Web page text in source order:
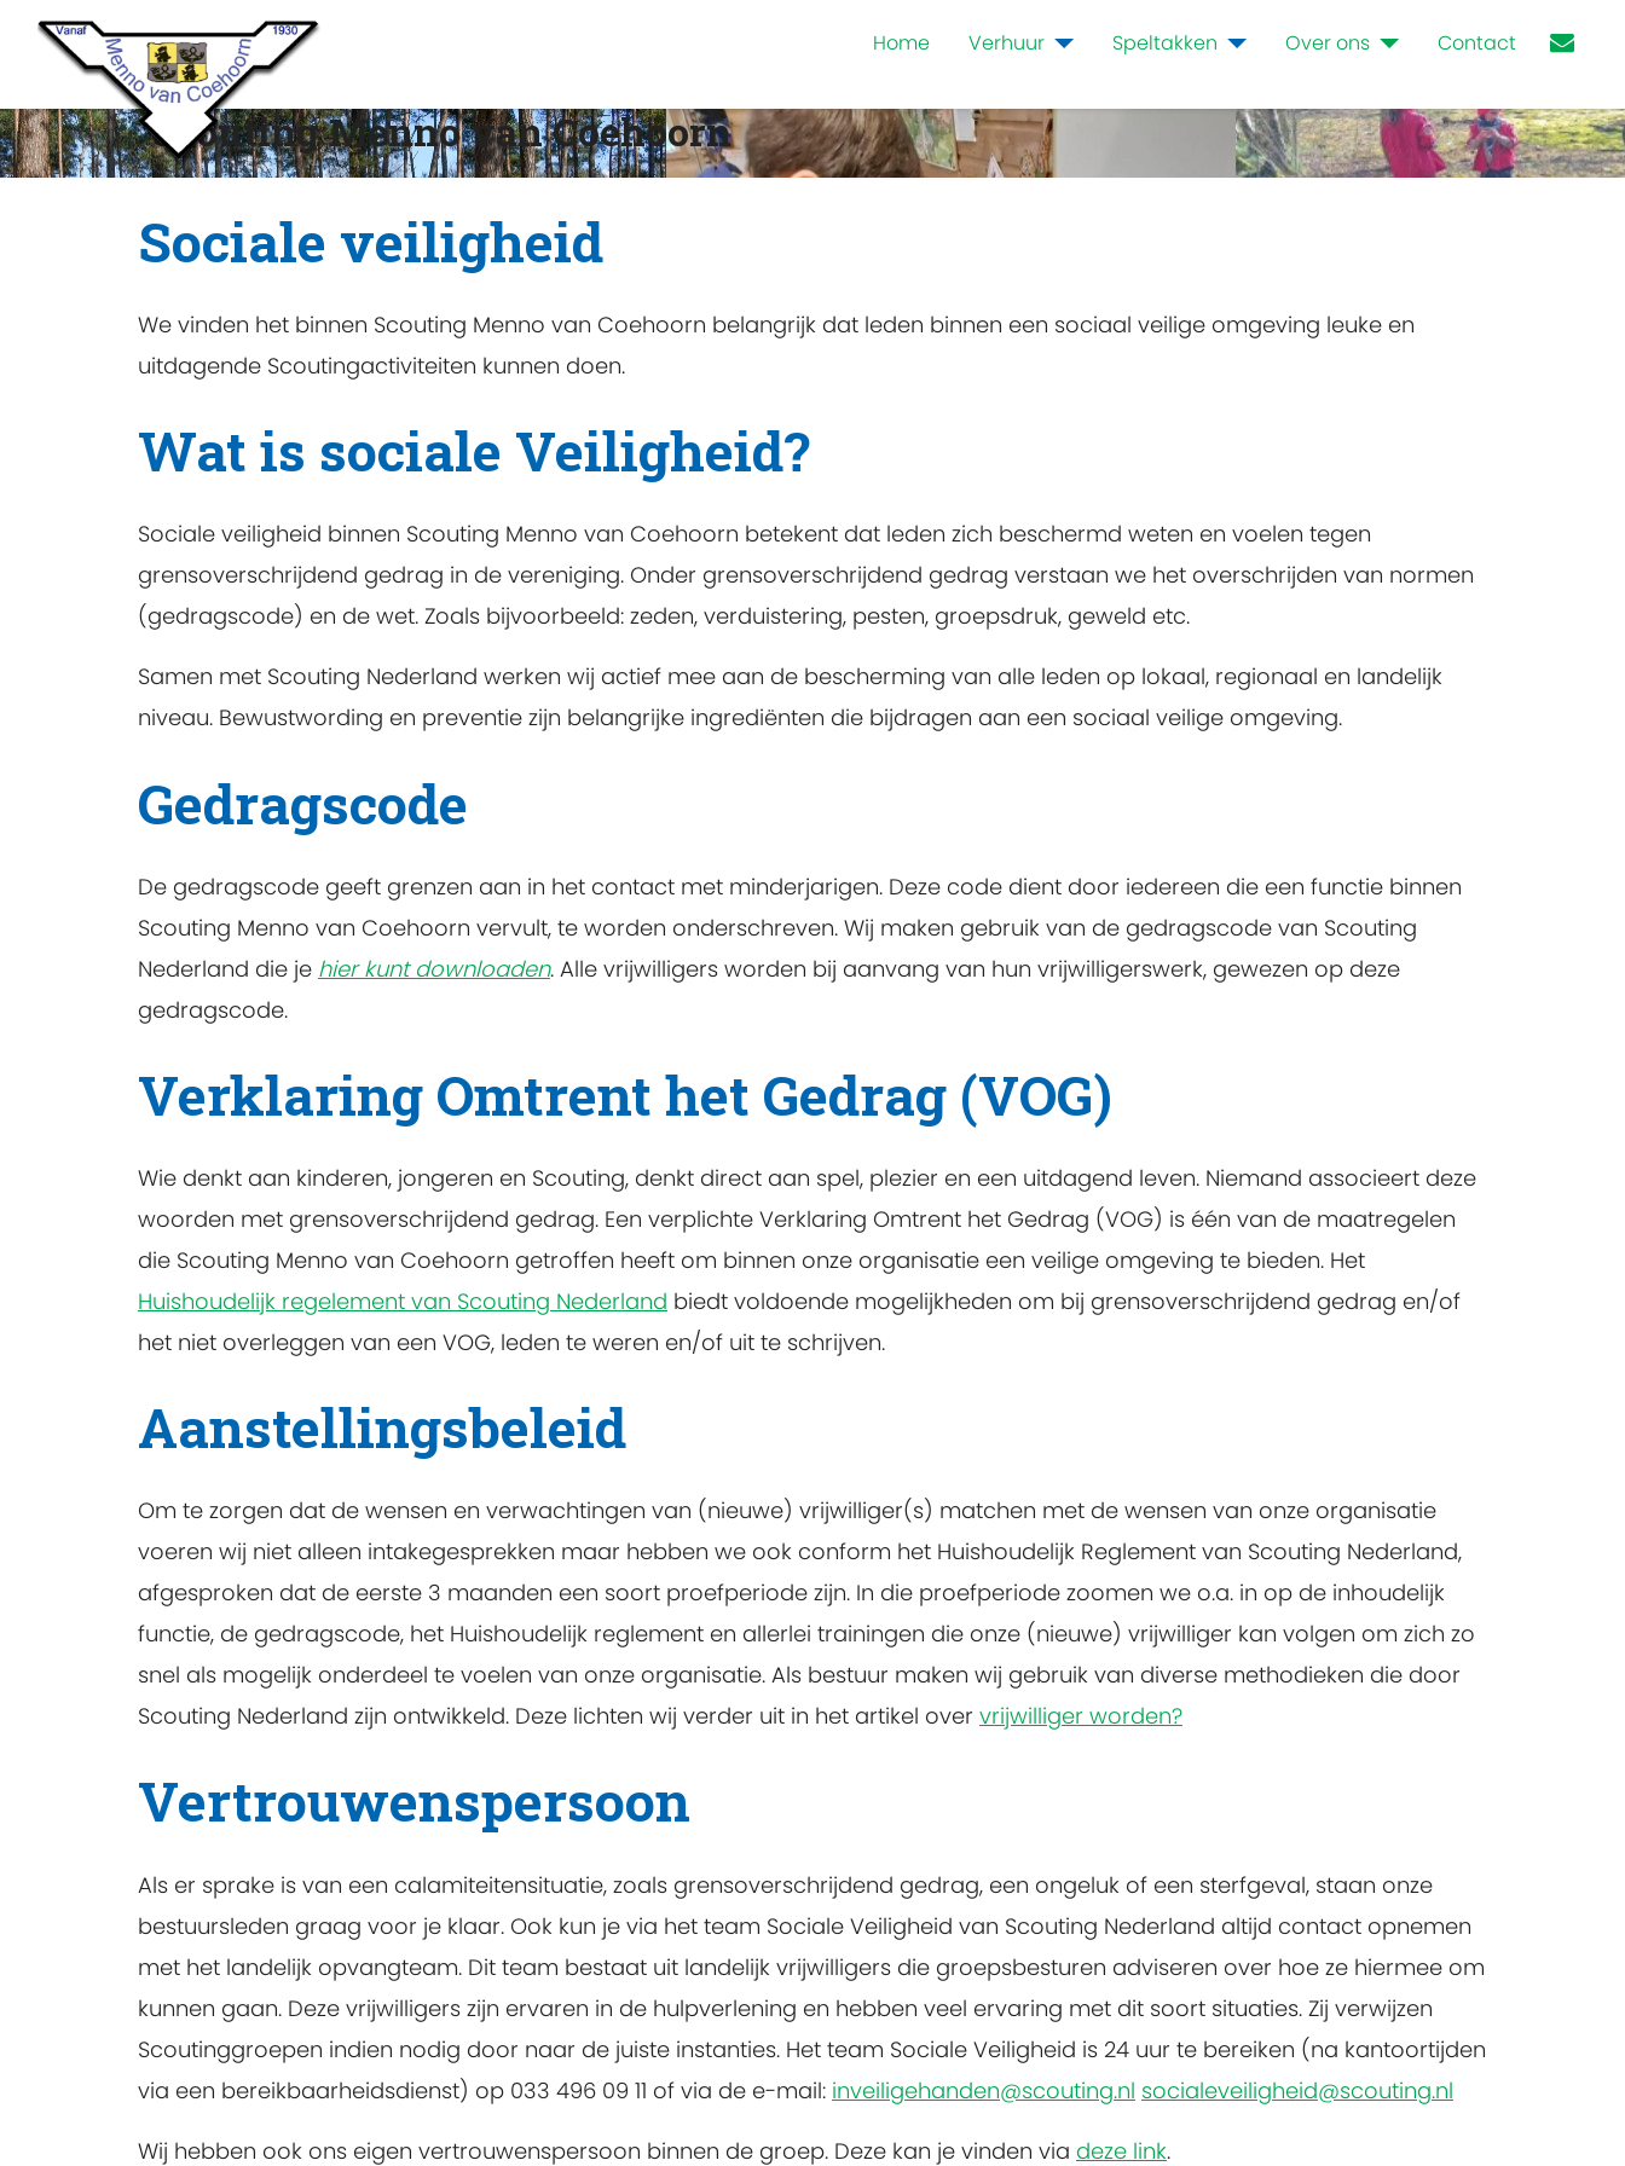
Home Verhuur Speltakken Over ons Contact
Scouting Menno van Coehoorn
Sociale veiligheid
We vinden het binnen Scouting Menno van Coehoorn belangrijk dat leden binnen een sociaal veilige omgeving leuke en
uitdagende Scoutingactiviteiten kunnen doen.
Wat is sociale Veiligheid?
Sociale veiligheid binnen Scouting Menno van Coehoorn betekent dat leden zich beschermd weten en voelen tegen
grensoverschrijdend gedrag in de vereniging. Onder grensoverschrijdend gedrag verstaan we het overschrijden van normen
(gedragscode) en de wet. Zoals bijvoorbeeld: zeden, verduistering, pesten, groepsdruk, geweld etc.
Samen met Scouting Nederland werken wij actief mee aan de bescherming van alle leden op lokaal, regionaal en landelijk
niveau. Bewustwording en preventie zijn belangrijke ingrediënten die bijdragen aan een sociaal veilige omgeving.
Gedragscode
De gedragscode geeft grenzen aan in het contact met minderjarigen. Deze code dient door iedereen die een functie binnen
Scouting Menno van Coehoorn vervult, te worden onderschreven. Wij maken gebruik van de gedragscode van Scouting
Nederland die je hier kunt downloaden. Alle vrijwilligers worden bij aanvang van hun vrijwilligerswerk, gewezen op deze
gedragscode.
Verklaring Omtrent het Gedrag (VOG)
Wie denkt aan kinderen, jongeren en Scouting, denkt direct aan spel, plezier en een uitdagend leven. Niemand associeert deze
woorden met grensoverschrijdend gedrag. Een verplichte Verklaring Omtrent het Gedrag (VOG) is één van de maatregelen
die Scouting Menno van Coehoorn getroffen heeft om binnen onze organisatie een veilige omgeving te bieden. Het
Huishoudelijk regelement van Scouting Nederland biedt voldoende mogelijkheden om bij grensoverschrijdend gedrag en/of
het niet overleggen van een VOG, leden te weren en/of uit te schrijven.
Aanstellingsbeleid
Om te zorgen dat de wensen en verwachtingen van (nieuwe) vrijwilliger(s) matchen met de wensen van onze organisatie
voeren wij niet alleen intakegesprekken maar hebben we ook conform het Huishoudelijk Reglement van Scouting Nederland,
afgesproken dat de eerste 3 maanden een soort proefperiode zijn. In die proefperiode zoomen we o.a. in op de inhoudelijk
functie, de gedragscode, het Huishoudelijk reglement en allerlei trainingen die onze (nieuwe) vrijwilliger kan volgen om zich zo
snel als mogelijk onderdeel te voelen van onze organisatie. Als bestuur maken wij gebruik van diverse methodieken die door
Scouting Nederland zijn ontwikkeld. Deze lichten wij verder uit in het artikel over vrijwilliger worden?
Vertrouwenspersoon
Als er sprake is van een calamiteitensituatie, zoals grensoverschrijdend gedrag, een ongeluk of een sterfgeval, staan onze
bestuursleden graag voor je klaar. Ook kun je via het team Sociale Veiligheid van Scouting Nederland altijd contact opnemen
met het landelijk opvangteam. Dit team bestaat uit landelijk vrijwilligers die groepsbesturen adviseren over hoe ze hiermee om
kunnen gaan. Deze vrijwilligers zijn ervaren in de hulpverlening en hebben veel ervaring met dit soort situaties. Zij verwijzen
Scoutinggroepen indien nodig door naar de juiste instanties. Het team Sociale Veiligheid is 24 uur te bereiken (na kantoortijden
via een bereikbaarheidsdienst) op 033 496 09 11 of via de e-mail: inveiligehanden@scouting.nl socialeveiligheid@scouting.nl
Wij hebben ook ons eigen vertrouwenspersoon binnen de groep. Deze kan je vinden via deze link.